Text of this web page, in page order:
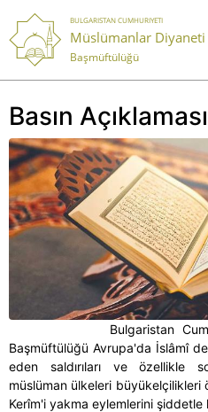
BULGARISTAN CUMHURIYETI
Müslümanlar Diyaneti
Başmüftülüğü
Basın Açıklaması
Bulgaristan
Başmüftülüğü Avrupa'da İslâmî
eden saldırıları ve özellikle
müslüman ülkeleri büyükelçilikleri
Kerîm'i yakma eylemlerini şiddetle